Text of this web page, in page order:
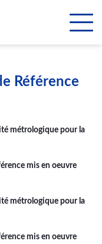
Référence
métrologique pour la
mis en oeuvre
métrologique pour la
mis en oeuvre